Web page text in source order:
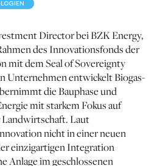
Director bei BZK Energy,
des Innovationsfonds der
mit dem Seal of Sovereignty
Unternehmen entwickelt Biogas-
die Bauphase und
mit starkem Fokus auf
Laut
nicht in einer neuen
einzigartigen Integration
Anlage im geschlossenen